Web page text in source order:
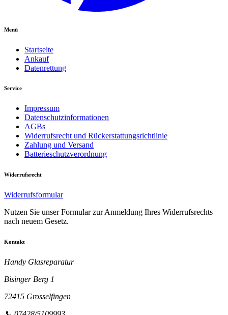
Menü
Startseite
Ankauf
Datenrettung
Service
Impressum
Datenschutzinformationen
AGBs
Widerrufsrecht und Rückerstattungsrichtlinie
Zahlung und Versand
Batterieschutzverordnung
Widerrufsrecht
Widerrufsformular
Nutzen Sie unser Formular zur Anmeldung Ihres Widerrufsrechts
nach neuem Gesetz.
Kontakt
Handy Glasreparatur
Bisinger Berg 1
72415 Grosselfingen